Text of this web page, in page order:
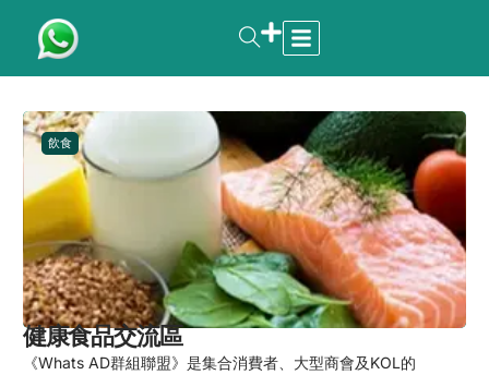
飲食
健康食品交流區
《Whats AD群組聯盟》是集合消費者、大型商會及KOL的